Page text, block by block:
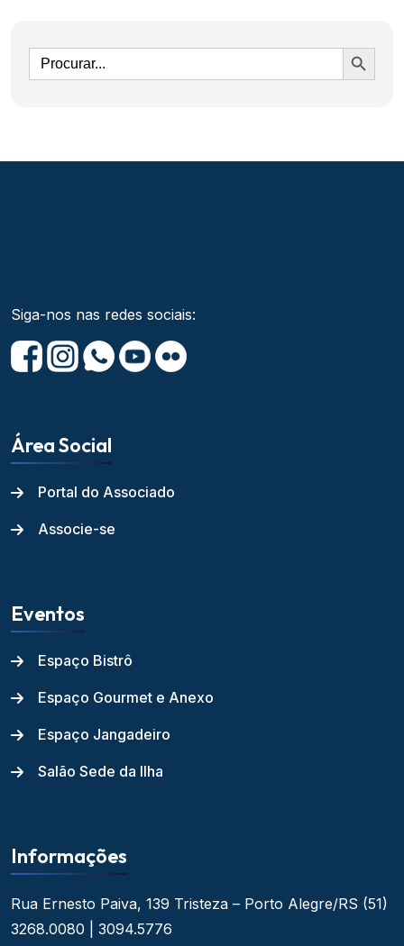
Ir
Siga-nos nas redes sociais:
Área Social
Portal do Associado
Associe-se
Eventos
Espaço Bistrô
Espaço Gourmet e Anexo
Espaço Jangadeiro
Salão Sede da Ilha
Informações
Rua Ernesto Paiva, 139 Tristeza – Porto Alegre/RS (51)
3268.0080 | 3094.5776